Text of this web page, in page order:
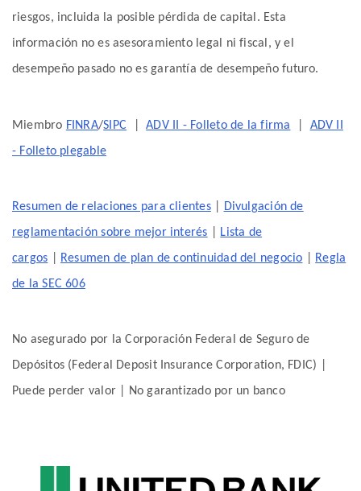
riesgos, incluida la posible pérdida de capital. Esta
información no es asesoramiento legal ni fiscal, y el
desempeño pasado no es garantía de desempeño futuro.
Miembro FINRA/SIPC |ADV II - Folleto de la firma
ADV II
- Folleto plegable
Resumen de relaciones para clientes|
Divulgación de
reglamentación sobre mejor interés
Lista de
cargos
Resumen de plan de continuidad del negocio
Regla
de la SEC 606
No asegurado por la Corporación Federal de Seguro de
Depósitos (Federal Deposit Insurance Corporation, FDIC) |
Puede perder valor | No garantizado por un banco